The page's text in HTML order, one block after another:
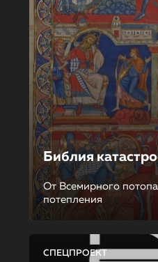
Библия
От Всемирного
потепления
СПЕЦПРОЕКТ